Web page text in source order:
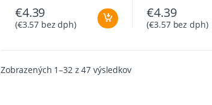
€4.39
(€3.57 bez dph)
€4.39
(€3.57bez dph)
Zobrazených 1–32 z 47 výsledkovZoradené